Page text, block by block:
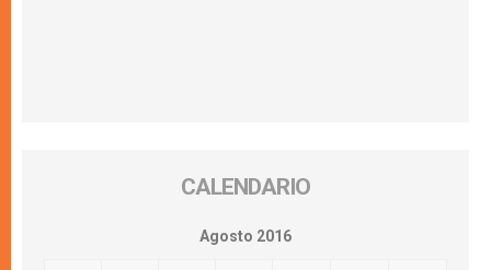
CALENDARIO
Agosto 2016